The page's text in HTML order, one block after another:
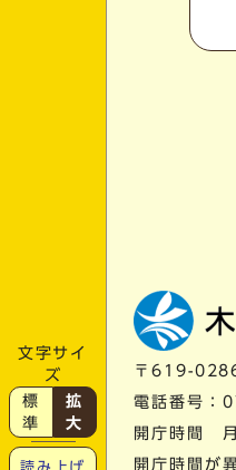
文字サイ
ズ
標
準
拡
大
読み上げ
〒619-
電話番号：
開庁時間
開庁時間が